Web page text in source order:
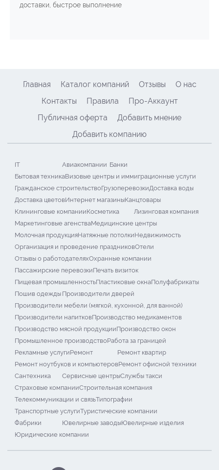
доставки, быстрое выполнение
Главная Каталог компаний Отзывы
О нас
Контакты
Правила
Про-Аккаунт
Публичная оферта
Добавить мнение
Добавить компанию
IT Авиакомпании Банки
Бытовая техникаВизовые центры и иммиграционные услуги
Гражданское строительствоГрузоперевозкиДоставка воды
Доставка цветовИнтернет магазиныКанцтовары
Клининговые компанииКосметика
Лизинговая компания
Маркетинговые агенстваМедицинские центры
Молочная продукцияНатяжные потолкиНедвижимость
Организация и проведение праздниковОтели
Отзывы о работодателяхОхранные компании
Пассажирские перевозкиПечать визиток
Пищевая промышленностьПластиковые окнаПолуфабрикаты
Пошив одежды Производители дверей
Производители мебели (мягкой, кухонной, для ванной)
Производители напитковПроизводство медикаментов
Производство мясной продукцииПроизводство окон
Промышленное производствоРабота за границей
Рекламные услугиРемонт
Ремонт квартир
Ремонт ноутбуков и компьютеровРемонт офисной техники
Сантехника
Сервисные центрыСлужбы такси
Страховые компанииСтроительная компания
Телекоммуникации и связьТипографии
Транспортные услугиТуристические компании
Фабрики
Ювелирные заводыЮвелирные изделия
Юридические компании